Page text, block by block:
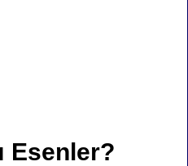
Esenler?